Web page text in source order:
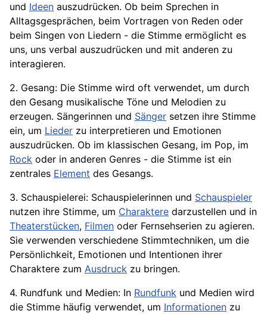
und Ideen auszudrücken. Ob beim Sprechen in
Alltagsgesprächen, beim Vortragen von Reden oder
beim Singen von Liedern - die Stimme ermöglicht es
uns, uns verbal auszudrücken und mit anderen zu
interagieren.
2. Gesang: Die Stimme wird oft verwendet, um durch
den Gesang musikalische Töne und Melodien zu
erzeugen. Sängerinnen und Sänger setzen ihre Stimme
ein, um Lieder zu interpretieren und Emotionen
auszudrücken. Ob im klassischen Gesang, im Pop, im
Rock oder in anderen Genres - die Stimme ist ein
zentrales Element des Gesangs.
3. Schauspielerei: Schauspielerinnen und Schauspieler
nutzen ihre Stimme, um Charaktere darzustellen und in
Theaterstücken, Filmen oder Fernsehserien zu agieren.
Sie verwenden verschiedene Stimmtechniken, um die
Persönlichkeit, Emotionen und Intentionen ihrer
Charaktere zum Ausdruck zu bringen.
4. Rundfunk und Medien: In Rundfunk und Medien wird
die Stimme häufig verwendet, um Informationen zu